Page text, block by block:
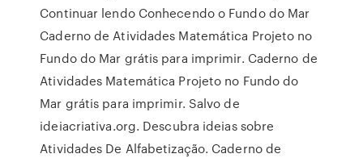
Continuar lendo Conhecendo o Fundo do Mar
Caderno de Atividades Matemática Projeto no
Fundo do Mar grátis para imprimir. Caderno de
Atividades Matemática Projeto no Fundo do
Mar grátis para imprimir. Salvo de
ideiacriativa.org. Descubra ideias sobre
Atividades De Alfabetização. Caderno de